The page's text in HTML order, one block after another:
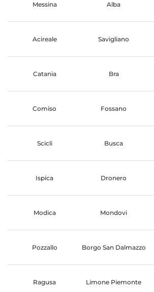
Messina Alba
Acireale Savigliano
Catania Bra
Comiso Fossano
Scicli Busca
Ispica Dronero
Modica Mondovi
Pozzallo Borgo San Dalmazzo
Ragusa Limone Piemonte